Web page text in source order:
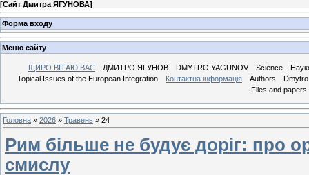
[Сайт Дмитра ЯГУНОВА]
Форма входу
Меню сайту
ЩИРО ВІТАЮ ВАС ДМИТРО ЯГУНОВ DMYTRO YAGUNOV Science
Topical Issues of the European Integration
Контактна інформація Authors
Files and papers
Головна » 2026 » Травень » 24
Рим більше не будує доріг: про
смислу